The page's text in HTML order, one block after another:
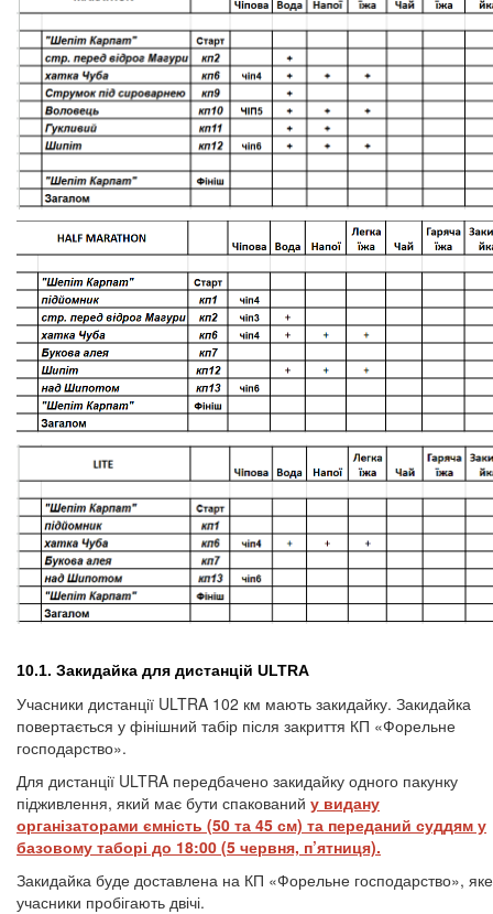
10.1. Закидайка для дистанцій ULTRA
Учасники дистанції ULTRA 102 км мають закидайку. Закидайка
повертається у фінішний табір після закриття КП «Форельне
господарство».
Для дистанції ULTRA передбачено закидайку одного пакунку
підживлення, який має бути спакований у видану
організаторами ємність (50 та 45 см) та переданий суддям у
базовому таборі до 18:00 (5 червня, п’ятниця).
Закидайка буде доставлена на КП «Форельне господарство», яке
учасники пробігають двічі.